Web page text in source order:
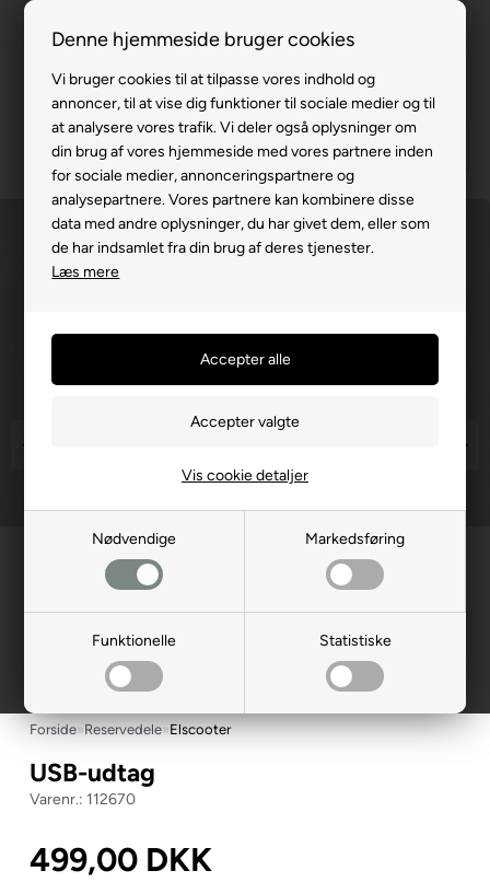
Denne hjemmeside bruger cookies
Vi bruger cookies til at tilpasse vores indhold og
annoncer, til at vise dig funktioner til sociale medier og til
at analysere vores trafik. Vi deler også oplysninger om
din brug af vores hjemmeside med vores partnere inden
for sociale medier, annonceringspartnere og
analysepartnere. Vores partnere kan kombinere disse
data med andre oplysninger, du har givet dem, eller som
de har indsamlet fra din brug af deres tjenester.
Læs mere
Nødvendige Markedsføring
Funktionelle Statistiske
Vis cookie detaljer
Forside»Reservedele»Elscooter
USB-udtag
112670
499,00 DKK